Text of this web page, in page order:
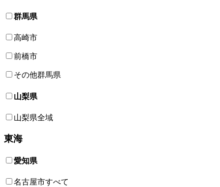
群馬県
高崎市
前橋市
その他群馬県
山梨県
山梨県全域
東海
愛知県
名古屋市すべて